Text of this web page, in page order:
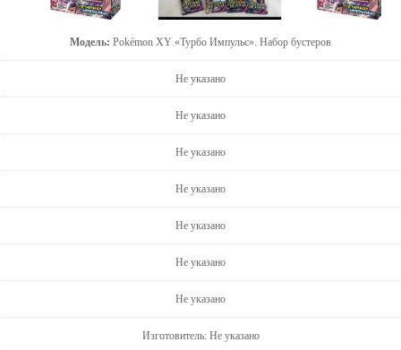
Модель: Pokémon XY «Турбо Импульс». Набор бустеров
Не указано
Не указано
Не указано
Не указано
Не указано
Не указано
Не указано
Изготовитель: Не указано